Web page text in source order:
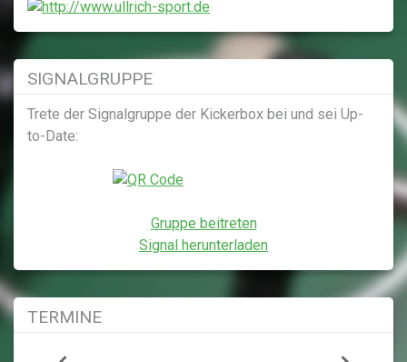
SIGNALGRUPPE
Trete der Signalgruppe der Kickerbox bei und sei Up-
to-Date:
Gruppe beitreten
Signal herunterladen
TERMINE